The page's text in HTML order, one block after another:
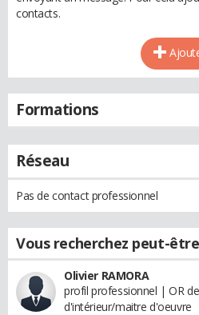
contacts.
Formations
Réseau
Pas de contact professionnel
Vous recherchez peut-être
Olivier RAMORA
profil professionnel | OR
d'intérieur/maitre d'oeuvre